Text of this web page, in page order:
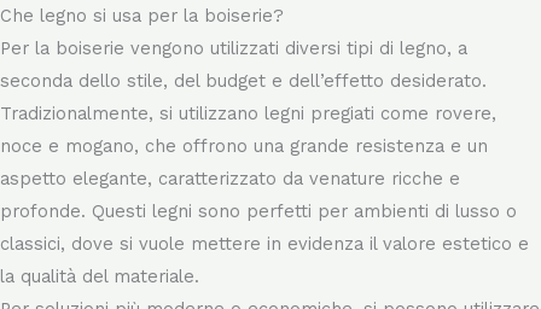
fascino intramontabile.
Che legno si usa per la boiserie?
Per la boiserie vengono utilizzati diversi tipi di legno, a
seconda dello stile, del budget e dell’effetto desiderato.
Tradizionalmente, si utilizzano legni pregiati come rovere,
noce e mogano, che offrono una grande resistenza e un
aspetto elegante, caratterizzato da venature ricche e
profonde. Questi legni sono perfetti per ambienti di lusso o
classici, dove si vuole mettere in evidenza il valore estetico e